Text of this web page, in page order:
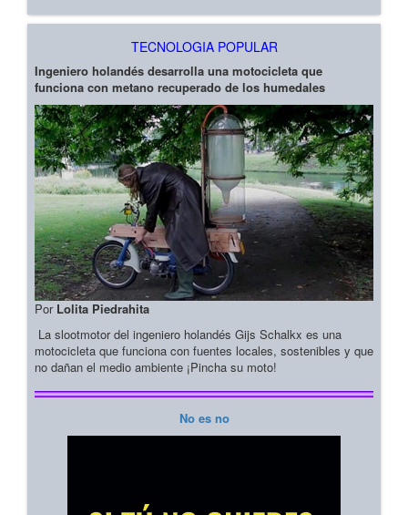
TECNOLOGIA POPULAR
Ingeniero holandés desarrolla una motocicleta que
funciona con metano recuperado de los humedales
Por Lolita Piedrahita
La slootmotor del ingeniero holandés Gijs Schalkx es una
motocicleta que funciona con fuentes locales, sostenibles y que
no dañan el medio ambiente ¡Pincha su moto!
No es no